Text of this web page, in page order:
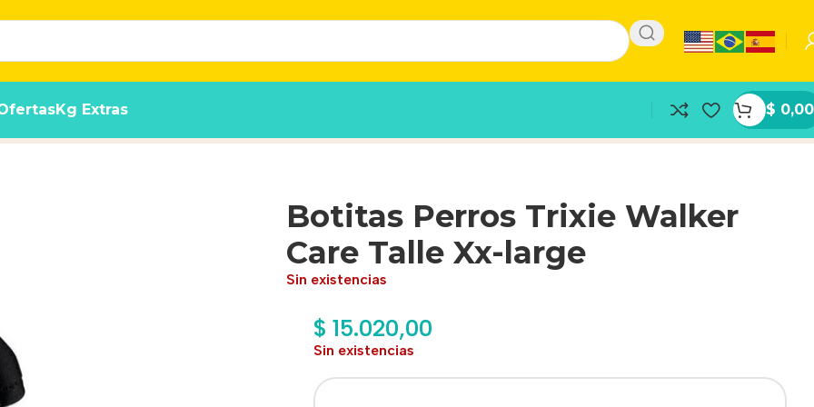
Kg Extras $ 0,00
Botitas Perros Trixie Walker
Care Talle Xx-large
Sin existencias
$ 15.020,00
Sin existencias